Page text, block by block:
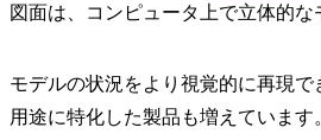
図面は、コンピュータ上で立体的
モデルの状況をより視覚的に再現
用途に特化した製品も増えています